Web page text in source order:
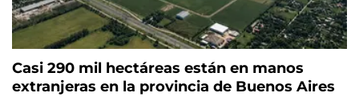
Casi 290 mil hectáreas están en manos
extranjeras en la provincia de Buenos Aires